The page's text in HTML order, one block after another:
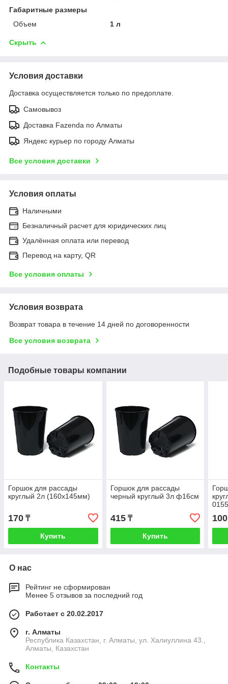
Габаритные размеры
Объем
1 л
Скрыть
Условия доставки
Доставка осуществляется только по предоплате.
Самовывоз
Доставка Fazenda по Алматы
Яндекс курьер по городу Алматы
Все условия доставки
Условия оплаты
Наличными
Безналичный расчет для юридических лиц
Удалённая оплата или перевод
Перевод на карту, QR
Все условия оплаты
Условия возврата
Возврат товара в течение 14 дней по договоренности
Все условия возврата
Подобные товары компании
Горшок для рассады
круглый 2л (160х145мм)
170 ₸
Купить
Горшок для рассады
черный круглый 3л ф16см
415₸
Купить
100
О нас
Рейтинг не сформирован
Менее 5 отзывов за последний год
Работает с 20.02.2017
г. Алматы
Республика Казахстан, г. Алматы, ул. Халиуллина 43.,
Алматы, Казахстан
Контакты